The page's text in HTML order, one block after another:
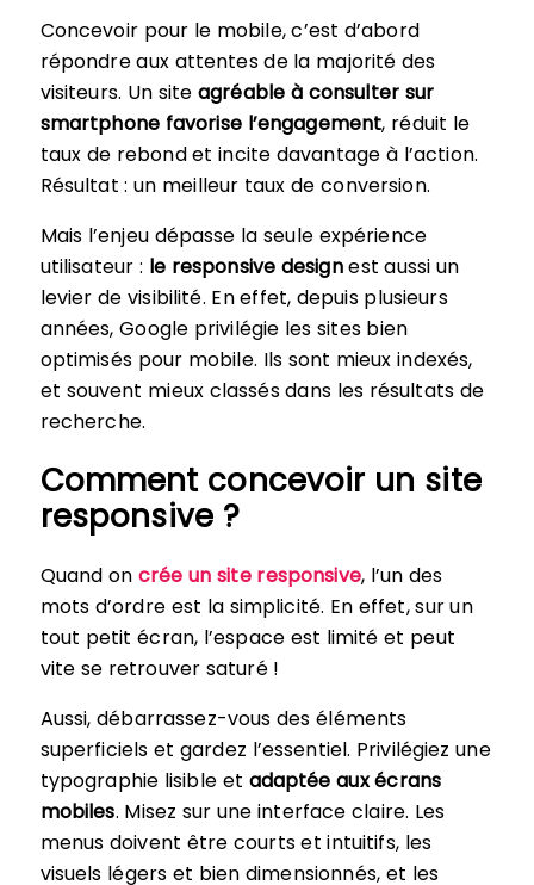
Concevoir pour le mobile, c’est d’abord
répondre aux attentes de la majorité des
visiteurs. Un site agréable à consulter sur
smartphone favorise l’engagement, réduit le
taux de rebond et incite davantage à l’action.
Résultat : un meilleur taux de conversion.
Mais l’enjeu dépasse la seule expérience
utilisateur : le responsive designest aussi un
levier de visibilité. En effet, depuis plusieurs
années, Google privilégie les sites bien
optimisés pour mobile. Ils sont mieux indexés,
et souvent mieux classés dans les résultats de
recherche.
Comment concevoir un site
responsive ?
Quand on crée un site responsive, l’un des
mots d’ordre est la simplicité. En effet, sur un
tout petit écran, l’espace est limité et peut
vite se retrouver saturé !
Aussi, débarrassez-vous des éléments
superficiels et gardez l’essentiel. Privilégiez une
typographie lisible et adaptée aux écrans
mobiles. Misez sur une interface claire. Les
menus doivent être courts et intuitifs, les
visuels légers et bien dimensionnés, et les